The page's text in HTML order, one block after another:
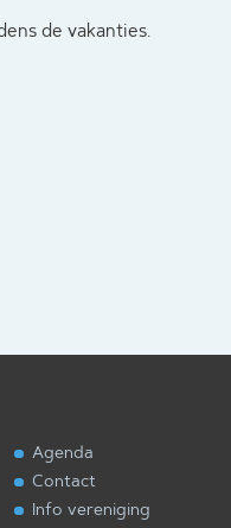
de vakanties.
Agenda
Contact
Info vereniging